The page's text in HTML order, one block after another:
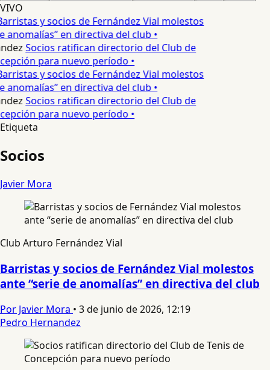
VIVO
y socios de Fernández Vial molestos
anomalías” en directiva del club •
Socios ratifican directorio del Club de
para nuevo período •
y socios de Fernández Vial molestos
anomalías” en directiva del club •
Socios ratifican directorio del Club de
para nuevo período •
Etiqueta
Socios
Javier Mora
Club Arturo Fernández Vial
Barristas y socios de Fernández Vial molestos
ante “serie de anomalías” en directiva del club
Por Javier Mora • 3 de junio de 2026, 12:19
Pedro Hernandez